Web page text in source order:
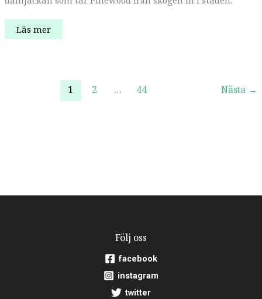
Pinewood
lanserar
Läs mer
1 2 … 44 Nästa →
Följ oss
facebook
instagram
twitter